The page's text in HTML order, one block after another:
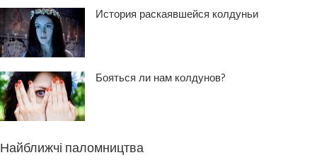
История раскаявшейся колдуньи
Бояться ли нам колдунов?
Найближчі паломництва